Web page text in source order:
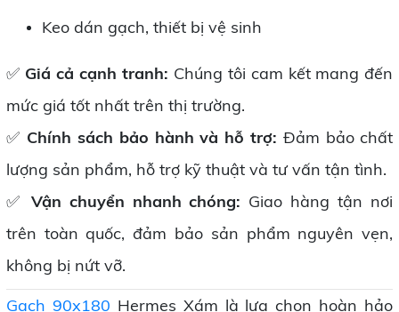
Keo dán gạch, thiết bị vệ sinh
✅ Giá cả cạnh tranh: Chúng tôi cam kết mang đến
mức giá tốt nhất trên thị trường.
✅ Chính sách bảo hành và hỗ trợ: Đảm bảo chất
lượng sản phẩm, hỗ trợ kỹ thuật và tư vấn tận tình.
✅ Vận chuyển nhanh chóng: Giao hàng tận nơi
trên toàn quốc, đảm bảo sản phẩm nguyên vẹn,
không bị nứt vỡ.
Gạch 90x180 Hermes Xám là lựa chọn hoàn hảo